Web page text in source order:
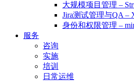
大规模项目管理 –
Jira测试管理与QA –
身份和权限管理 –
服务
咨询
实施
培训
日常运维